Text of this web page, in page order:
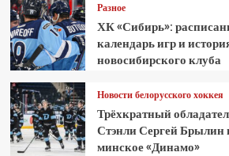
Разное
ХК «Сибирь»:
календарь игр и
новосибирского клуба
Новости белорусского хоккея
Трёхкратный
Стэнли Сергей Брылин
минское «Динамо»